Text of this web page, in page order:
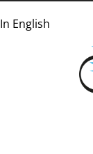
In English